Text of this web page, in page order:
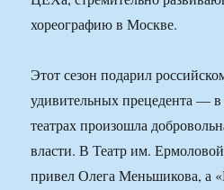
хореографию в Москве.
Этот сезон подарил
удивительных прецедента — в
театрах произошла
власти. В Театр им.
привел Олега Меньшикова, а